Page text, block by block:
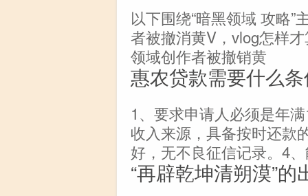
以下围绕“暗黑领域 攻略
者被撤消黄V，vlog怎样
领域创作者被撤销黄
惠农贷款需要什么
1、要求申请人必须是年
收入来源，具备按时还款
好，无不良征信记录。4
“再辟乾坤清朔漠”的